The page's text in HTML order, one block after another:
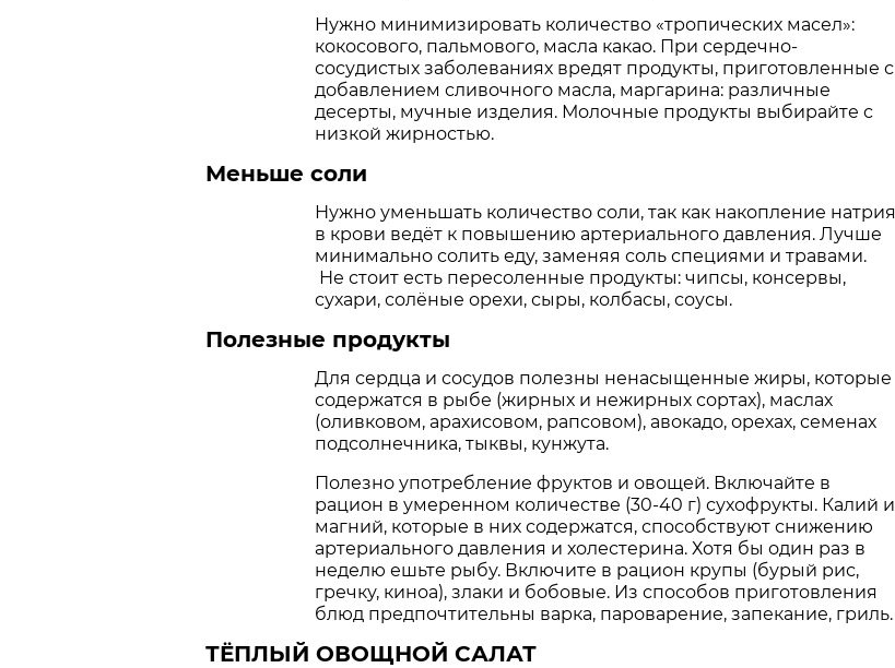
Нужно минимизировать количество «тропических масел»:
кокосового, пальмового, масла какао. При сердечно-
сосудистых заболеваниях вредят продукты, приготовленные с
добавлением сливочного масла, маргарина: различные
десерты, мучные изделия. Молочные продукты выбирайте с
низкой жирностью.
Меньше соли
Нужно уменьшать количество соли, так как накопление натрия
в крови ведёт к повышению артериального давления. Лучше
минимально солить еду, заменяя соль специями и травами.
Не стоит есть пересоленные продукты: чипсы, консервы,
сухари, солёные орехи, сыры, колбасы, соусы.
Полезные продукты
Для сердца и сосудов полезны ненасыщенные жиры, которые
содержатся в рыбе (жирных и нежирных сортах), маслах
(оливковом, арахисовом, рапсовом), авокадо, орехах, семенах
подсолнечника, тыквы, кунжута.
Полезно употребление фруктов и овощей. Включайте в
рацион в умеренном количестве (30-40 г) сухофрукты. Калий и
магний, которые в них содержатся, способствуют снижению
артериального давления и холестерина. Хотя бы один раз в
неделю ешьте рыбу. Включите в рацион крупы (бурый рис,
гречку, киноа), злаки и бобовые. Из способов приготовления
блюд предпочтительны варка, пароварение, запекание, гриль.
ТЁПЛЫЙ ОВОЩНОЙ САЛАТ